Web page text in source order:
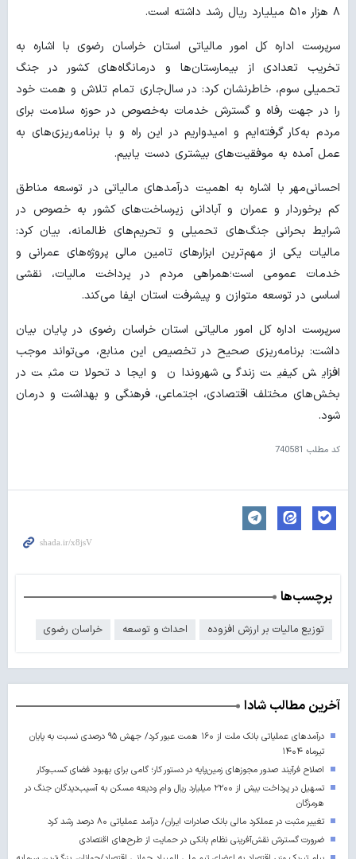
۸ هزار ۵۱۰ میلیارد ریال رشد داشته است.
سرپرست اداره کل امور مالیاتی استان خراسان رضوی با اشاره به
تخریب تعدادی از بیمارستان‌ها و درمانگاه‌های کشور در جنگ
تحمیلی سوم، خاطرنشان کرد: در سال‌جاری تمام تلاش و همت خود
را در جهت رفاه و گسترش خدمات به‌خصوص در حوزه سلامت برای
مردم به‌کار گرفته‌ایم و امیدواریم در این راه و با برنامه‌ریزی‌های به
عمل آمده به موفقیت‌های بیشتری دست یابیم.
احسانی‌مهر با اشاره به اهمیت درآمدهای مالیاتی در توسعه مناطق
کم برخوردار و عمران و آبادانی زیرساخت‌های کشور به خصوص در
شرایط بحرانی جنگ‌های تحمیلی و تحریم‌های ظالمانه، بیان کرد:
مالیات یکی از مهم‌ترین ابزارهای تامین مالی پروژه‌های عمرانی و
خدمات عمومی است؛همراهی مردم در پرداخت مالیات، نقشی
اساسی در توسعه متوازن و پیشرفت استان ایفا می‌کند.
سرپرست اداره کل امور مالیاتی استان خراسان رضوی در پایان بیان
داشت: برنامه‌ریزی صحیح در تخصیص این منابع، می‌تواند موجب
افزایش کیفیت زندگی شهروندان و ایجاد تحولات مثبت در
بخش‌های مختلف اقتصادی، اجتماعی، فرهنگی و بهداشت و درمان
شود.
کد مطلب 740581
برچسب‌ها
توزیع مالیات بر ارزش افزوده احداث و توسعه خراسان رضوی
آخرین مطالب شادا
درآمدهای عملیاتی بانک ملت از ۱۶۰ همت عبور کرد/ جهش ۹۵ درصدی نسبت به پایان
تیرماه ۱۴۰۴
اصلاح فرآیند صدور مجوزهای زمین‌پایه در دستور کار؛ گامی برای بهبود فضای کسب‌وکار
تسهیل در پرداخت بیش از ۲۲۰۰ میلیارد ریال وام ودیعه مسکن به آسیب‌دیدگان جنگ در
هرمزگان
تغییر مثبت در عملکرد مالی بانک صادرات ایران/ درآمد عملیاتی ۸۰ درصد رشد کرد
ضرورت گسترش نقش‌آفرینی نظام بانکی در حمایت از طرح‌های اقتصادی